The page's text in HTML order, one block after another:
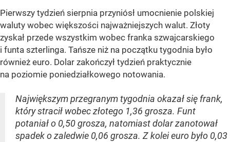
Pierwszy tydzień sierpnia przyniósł umocnienie polskiej
waluty wobec większości najważniejszych walut. Złoty
zyskał przede wszystkim wobec franka szwajcarskiego
i funta szterlinga. Tańsze niż na początku tygodnia było
również euro. Dolar zakończył tydzień praktycznie
na poziomie poniedziałkowego notowania.
Największym przegranym tygodnia okazał się frank,
który stracił wobec złotego 1,36 grosza. Funt
potaniał o 0,50 grosza, natomiast dolar zanotował
spadek o zaledwie 0,06 grosza. Z kolei euro było 0,03